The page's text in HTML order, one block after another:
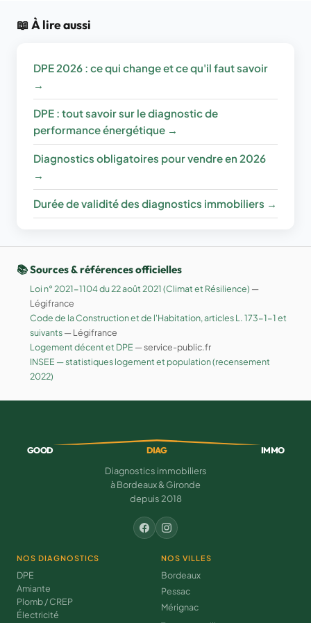
📖 À lire aussi
DPE 2026 : ce qui change et ce qu'il faut savoir
→
DPE : tout savoir sur le diagnostic de
performance énergétique →
Diagnostics obligatoires pour vendre en 2026
→
Durée de validité des diagnostics immobiliers →
📚 Sources & références officielles
Loi n° 2021-1104 du 22 août 2021 (Climat et Résilience) —
Légifrance
Code de la Construction et de l'Habitation, articles L. 173-1-1 et
suivants— Légifrance
Logement décent et DPE — service-public.fr
INSEE — statistiques logement et population (recensement
2022)
GOOD DIAG IMMO
Diagnostics immobiliers
à Bordeaux & Gironde
depuis 2018
NOS DIAGNOSTICS
DPE
Amiante
Plomb / CREP
Électricité
NOS VILLES
Bordeaux
Pessac
Mérignac